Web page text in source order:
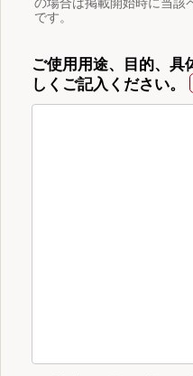
です。
ご使用用途、目的、具
しくご記入ください。